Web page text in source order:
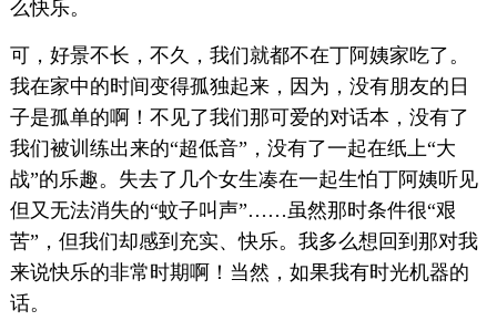
么快乐。
可，好景不长，不久，我们就都不在丁阿姨家吃了。
我在家中的时间变得孤独起来，因为，没有朋友的日
子是孤单的啊！不见了我们那可爱的对话本，没有了
我们被训练出来的“超低音”，没有了一起在纸上“大
战”的乐趣。失去了几个女生凑在一起生怕丁阿姨听见
但又无法消失的“蚊子叫声”……虽然那时条件很“艰
苦”，但我们却感到充实、快乐。我多么想回到那对我
来说快乐的非常时期啊！当然，如果我有时光机器的
话。